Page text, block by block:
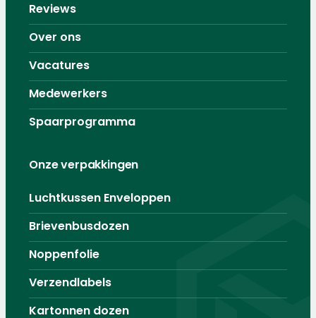
Reviews
Over ons
Vacatures
Medewerkers
Spaarprogramma
Onze verpakkingen
Luchtkussen Enveloppen
Brievenbusdozen
Noppenfolie
Verzendlabels
Kartonnen dozen